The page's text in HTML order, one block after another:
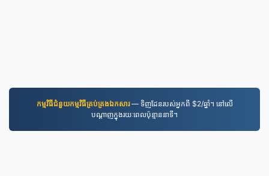
កម្មវិធី​ជំនួយ​កម្មវិធី​គ្រប់គ្រង​ឯកសារ— ទិញដែនរបស់អ្នកពី $2/ឆ្នាំ។ នៅលើ
បណ្តាញក្នុងរយៈពេលប៉ុន្មាននាទី។